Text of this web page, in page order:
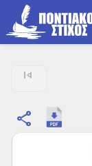
skip_previous
share